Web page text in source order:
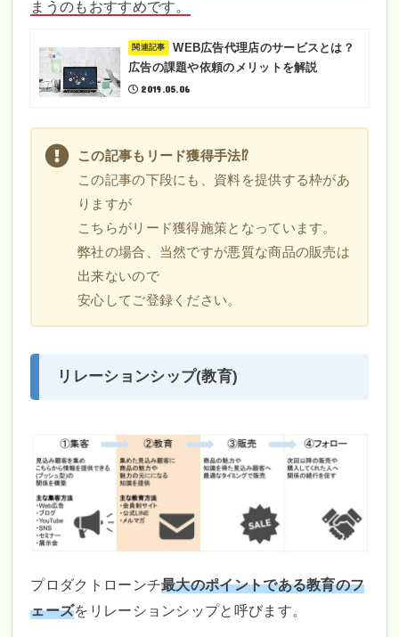
まうのもおすすめです。
WEB広告代理店のサービスとは？
広告の課題や依頼のメリットを解説
2019.05.06
この記事もリード獲得手法⁉
この記事の下段にも、資料を提供する枠があ
りますが
こちらがリード獲得施策となっています。
弊社の場合、当然ですが悪質な商品の販売は
出来ないので
安心してご登録ください。
リレーションシップ(教育)
プロダクトローンチ最大のポイントである教育のフ
ェーズをリレーションシップと呼びます。